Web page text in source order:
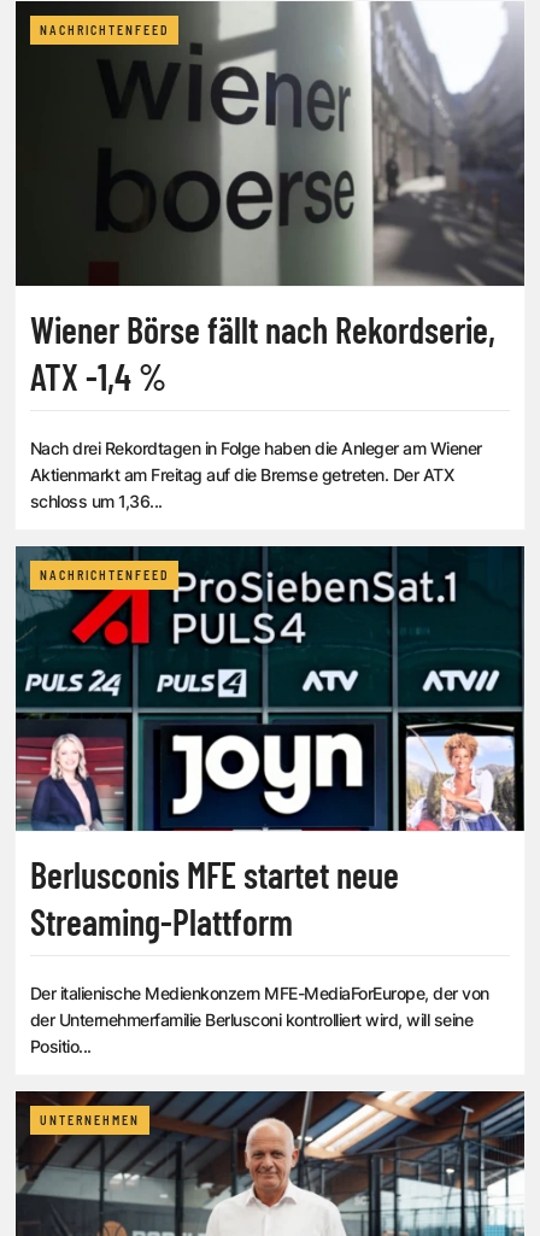
NACHRICHTENFEED
Wiener Börse fällt nach Rekordserie,
ATX -1,4 %
Nach drei Rekordtagen in Folge haben die Anleger am Wiener
Aktienmarkt am Freitag auf die Bremse getreten. Der ATX
schloss um 1,36...
NACHRICHTENFEED
Berlusconis MFE startet neue
Streaming-Plattform
Der italienische Medienkonzern MFE-MediaForEurope, der von
der Unternehmerfamilie Berlusconi kontrolliert wird, will seine
Positio...
UNTERNEHMEN